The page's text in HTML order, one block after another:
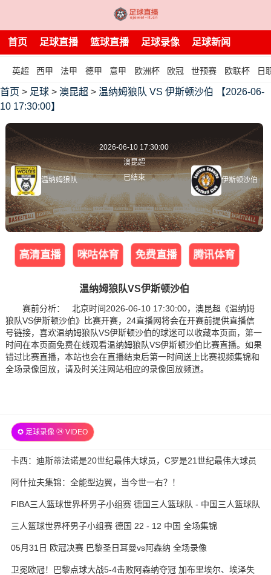
首页 足球直播 篮球直播 足球录像 足球新闻
英超 西甲 法甲 德甲 意甲 欧洲杯 欧冠 世预赛 欧联杯 日
首页 > 足球 > 澳昆超 > 温纳姆狼队 VS 伊斯顿沙伯 【2026-06-
10 17:30:00】
温纳姆狼队
2026-06-10 17:30:00
澳昆超
已结束
伊斯顿沙伯
高清直播 咪咕体育 免费直播 腾讯体育
温纳姆狼队VS伊斯顿沙伯
赛前分析： 北京时间2026-06-10 17:30:00，澳昆超《温纳姆
狼队VS伊斯顿沙伯》比赛开赛，24直播网将会在开赛前提供直播信
号链接，喜欢温纳姆狼队VS伊斯顿沙伯的球迷可以收藏本页面，第一
时间在本页面免费在线观看温纳姆狼队VS伊斯顿沙伯比赛直播。如果
错过比赛直播，本站也会在直播结束后第一时间送上比赛视频集锦和
全场录像回放，请及时关注网站相应的录像回放频道。
✪ 足球录像 ㉔ VIDEO
卡西：迪斯蒂法诺是20世纪最伟大球员，C罗是21世纪最伟大球员
阿什拉夫集锦：全能型边翼，当今世一右？！
FIBA三人篮球世界杯男子小组赛 德国三人篮球队 - 中国三人篮球队
全场录像
三人篮球世界杯男子小组赛 德国 22 - 12 中国 全场集锦
05月31日 欧冠决赛 巴黎圣日耳曼vs阿森纳 全场录像
卫冕欧冠！巴黎点球大战5-4击败阿森纳夺冠 加布里埃尔、埃泽失